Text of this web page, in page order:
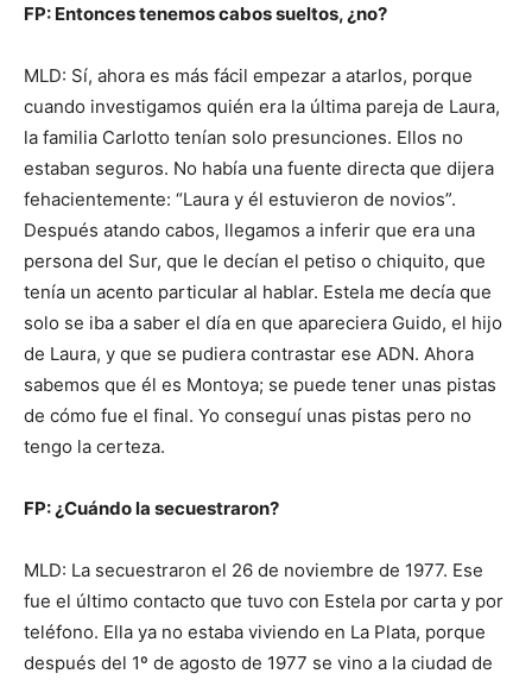
FP: Entonces tenemos cabos sueltos, ¿no?
MLD: Sí, ahora es más fácil empezar a atarlos, porque
cuando investigamos quién era la última pareja de Laura,
la familia Carlotto tenían solo presunciones. Ellos no
estaban seguros. No había una fuente directa que dijera
fehacientemente: “Laura y él estuvieron de novios”.
Después atando cabos, llegamos a inferir que era una
persona del Sur, que le decían el petiso o chiquito, que
tenía un acento particular al hablar. Estela me decía que
solo se iba a saber el día en que apareciera Guido, el hijo
de Laura, y que se pudiera contrastar ese ADN. Ahora
sabemos que él es Montoya; se puede tener unas pistas
de cómo fue el final. Yo conseguí unas pistas pero no
tengo la certeza.
FP: ¿Cuándo la secuestraron?
MLD: La secuestraron el 26 de noviembre de 1977. Ese
fue el último contacto que tuvo con Estela por carta y por
teléfono. Ella ya no estaba viviendo en La Plata, porque
después del 1º de agosto de 1977 se vino a la ciudad de